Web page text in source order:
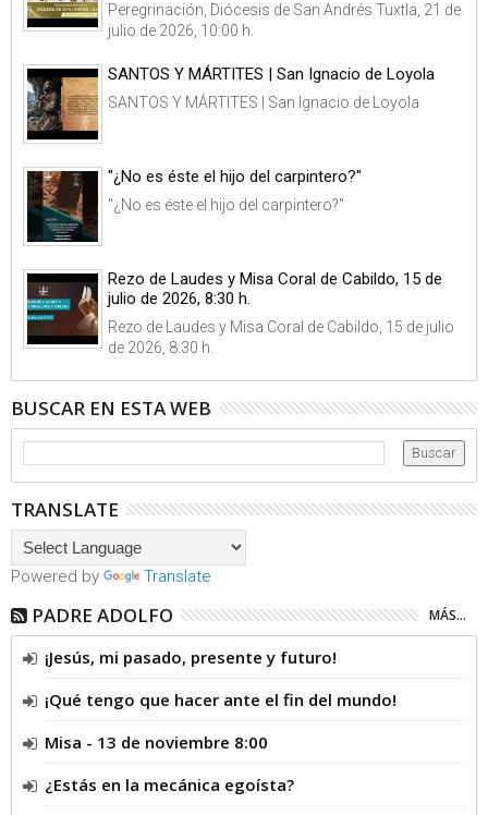
Peregrinación, Diócesis de San Andrés Tuxtla, 21 de
julio de 2026, 10:00 h.
SANTOS Y MÁRTITES | San Ignacio de Loyola
SANTOS Y MÁRTITES | San Ignacio de Loyola
"¿No es éste el hijo del carpintero?"
"¿No es éste el hijo del carpintero?"
Rezo de Laudes y Misa Coral de Cabildo, 15 de
julio de 2026, 8:30 h.
Rezo de Laudes y Misa Coral de Cabildo, 15 de julio
de 2026, 8:30 h.
BUSCAR EN ESTA WEB
TRANSLATE
Powered by Translate
PADRE ADOLFO MÁS...
¡Jesús, mi pasado, presente y futuro!
¡Qué tengo que hacer ante el fin del mundo!
Misa - 13 de noviembre 8:00
¿Estás en la mecánica egoísta?